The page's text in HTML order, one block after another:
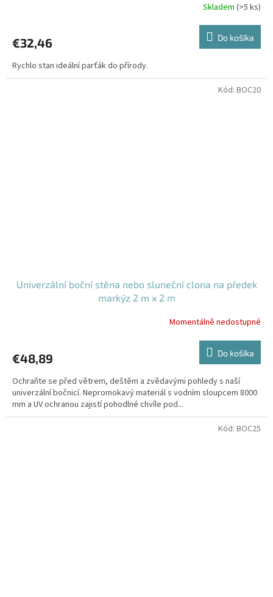
Skladem (>5 ks)
€32,46 Do košíka
Rychlo stan ideální parťák do přírody.
Univerzální boční stěna nebo sluneční clona na předek
markýz 2 m x 2 m
Momentálně nedostupné
€48,89 Do košíka
Ochraňte se před větrem, deštěm a zvědavými pohledy s naší
univerzální bočnicí. Nepromokavý materiál s vodním sloupcem 8000
mm a UV ochranou zajistí pohodlné chvíle pod...
Kód: BOC20
Kód: BOC25